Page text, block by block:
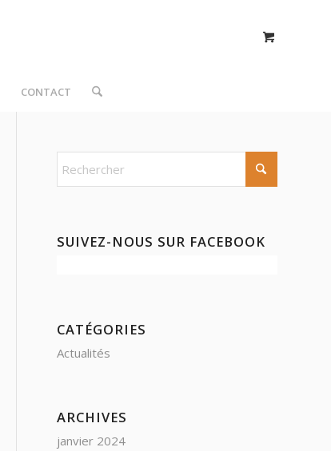
CONTACT
SUIVEZ-NOUS SUR FACEBOOK
CATÉGORIES
Actualités
ARCHIVES
janvier 2024